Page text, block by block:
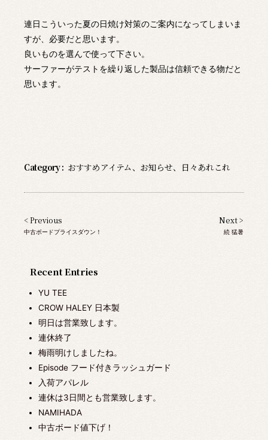
Recent Entries
YU TEE
CROW HALEY 日本製
明日は営業致します。
連休終了
梅雨明けしましたね。
Episode フード付きラッシュガード
入荷アパレル
連休は3日間とも営業致します。
NAMIHADA
中古ボード値下げ！
連日こういった夏の日焼け対策のご案内になってしまいま
すが、必要だと思います。
良いものを選んで使って下さい。
サーファーがテストを繰り返した製品は信頼できる物だと
思います。
Category : おすすめアイテム、 お知らせ、 日々あれこれ
< Previous
中古ボードプライスダウン！
Next >
続 猛暑